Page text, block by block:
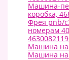
Машина-
коробка,
Фрея pnb/
номерам
Машина на
Машина на